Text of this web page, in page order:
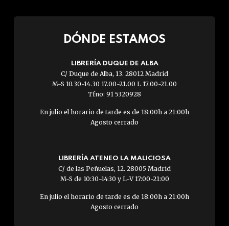
DÓNDE ESTAMOS
LIBRERÍA DUQUE DE ALBA
C/ Duque de Alba, 13. 28012 Madrid
M-S 10.30-14.30 17.00-21.00 L 17.00-21.00
Tfno: 91 5320928
En julio el horario de tarde es de 18:00h a 21:00h
Agosto cerrado
LIBRERÍA ATENEO LA MALICIOSA
C/ de las Peñuelas, 12. 28005 Madrid
M-S de 10:30-14:30 y L-V 17:00-21:00
En julio el horario de tarde es de 18:00h a 21:00h
Agosto cerrado